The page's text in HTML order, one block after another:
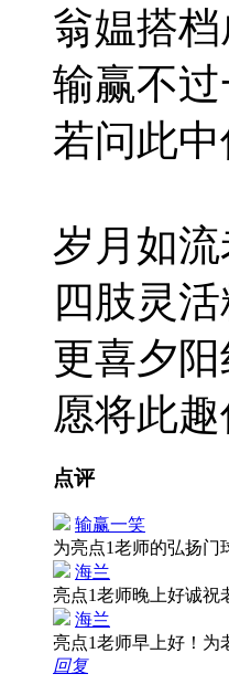
翁媪搭
输赢不
若问此
岁月如
四肢灵
更喜夕
愿将此
点评
输赢一笑
为亮点1老师的弘扬门
海兰
亮点1老师晚上好诚
海兰
亮点1老师早上好！为
回复